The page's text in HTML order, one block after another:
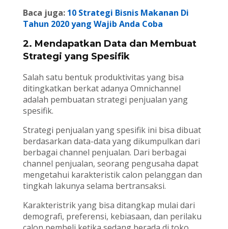
Baca juga: 10 Strategi Bisnis Makanan Di
Tahun 2020 yang Wajib Anda Coba
2. Mendapatkan Data dan Membuat
Strategi yang Spesifik
Salah satu bentuk produktivitas yang bisa
ditingkatkan berkat adanya Omnichannel
adalah pembuatan strategi penjualan yang
spesifik.
Strategi penjualan yang spesifik ini bisa dibuat
berdasarkan data-data yang dikumpulkan dari
berbagai channel penjualan. Dari berbagai
channel penjualan, seorang pengusaha dapat
mengetahui karakteristik calon pelanggan dan
tingkah lakunya selama bertransaksi.
Karakteristrik yang bisa ditangkap mulai dari
demografi, preferensi, kebiasaan, dan perilaku